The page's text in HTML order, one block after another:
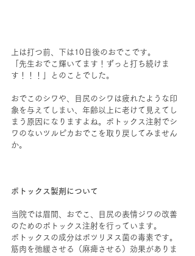
上は打つ前、下は10日後のおでこです。
「先生おでこ輝いてます！ずっと打ち続けま
す！！！」とのことでした。
おでこのシワや、目尻のシワは疲れたような印
象を与えてしまい、年齢以上に老けて見えてし
まう原因になりますよね。ボトックス注射でシ
ワのないツルピカおでこを取り戻してみません
か。
ボトックス製剤について
当院では眉間、おでこ、目尻の表情ジワの改善
のためのボトックス注射を行っています。
ボトックスの成分はボツリヌス菌の毒素です。
筋肉を弛緩させる（麻痺させる）効果がありま